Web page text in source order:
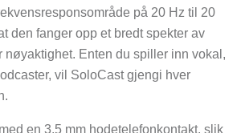
på 20 Hz til 20
den fanger opp et bredt spekter av
nøyaktighet. Enten du spiller inn vokal,
vil SoloCast gjengi hver
en 3,5 mm hodetelefonkontakt, slik